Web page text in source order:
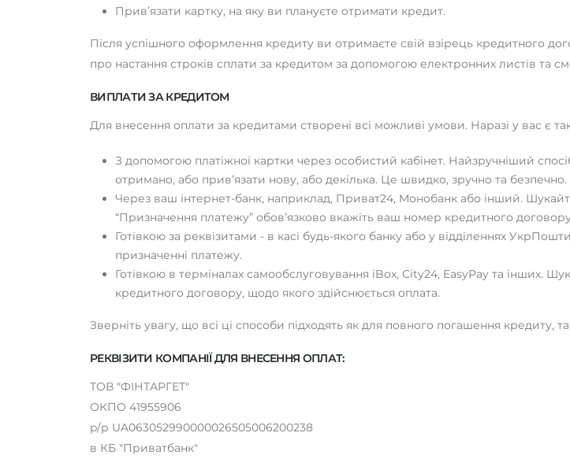
Прив’язати картку, на яку ви плануєте отримати кредит.
Після успішного оформлення кредиту ви отримаєте свій взірець кредитного
про настання строків сплати за кредитом за допомогою електронних листів та
ВИПЛАТИ ЗА КРЕДИТОМ
Для внесення оплати за кредитами створені всі можливі умови. Наразі у вас є
З допомогою платіжної картки через особистий кабінет. Найзручніший
отримано, або прив’язати нову, або декілька. Це швидко, зручно та безпечно.
Через ваш інтернет-банк, наприклад, Приват24, Монобанк або інший.
“Призначення платежу” обов’язково вкажіть ваш номер кредитного
Готівкою за реквізитами - в касі будь-якого банку або у відділеннях
призначенні платежу.
Готівкою в терміналах самообслуговування iBox, City24, EasyPay та інших.
кредитного договору, щодо якого здійснюється оплата.
Зверніть увагу, що всі ці способи підходять як для повного погашення кредиту,
РЕКВІЗИТИ КОМПАНІЇ ДЛЯ ВНЕСЕННЯ ОПЛАТ:
ТОВ "ФІНТАРГЕТ"
ОКПО 41955906
p/р UA063052990000026505006200238
в КБ "Приватбанк"